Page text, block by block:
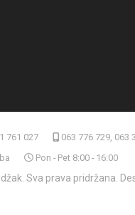
761 027
063 776 729, 063
Pon - Pet 8:00 - 16:00
Sva prava pridržana.